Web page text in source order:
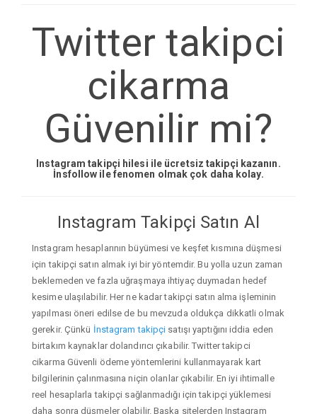
Twitter takipci
cikarma
Güvenilir mi?
Instagram takipçi hilesi ile ücretsiz takipçi kazanın.
İnsfollow ile fenomen olmak çok daha kolay.
Instagram Takipçi Satın Al
Instagram hesaplarının büyümesi ve keşfet kısmına düşmesi
için takipçi satın almak iyi bir yöntemdir. Bu yolla uzun zaman
beklemeden ve fazla uğraşmaya ihtiyaç duymadan hedef
kesime ulaşılabilir. Her ne kadar takipçi satın alma işleminin
yapılması öneri edilse de bu mevzuda oldukça dikkatli olmak
gerekir. Çünkü İnstagram takipçi satışı yaptığını iddia eden
birtakım kaynaklar dolandırıcı çıkabilir. Twitter takipci
cikarma Güvenli ödeme yöntemlerini kullanmayarak kart
bilgilerinin çalınmasına niçin olanlar çıkabilir. En iyi ihtimalle
reel hesaplarla takipçi sağlanmadığı için takipçi yüklemesi
daha sonra düşmeler olabilir. Başka sitelerden Instagram